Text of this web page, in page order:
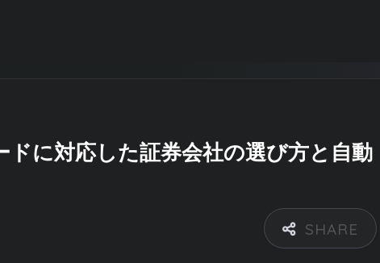
ドに対応した証券会社の選び方と自動